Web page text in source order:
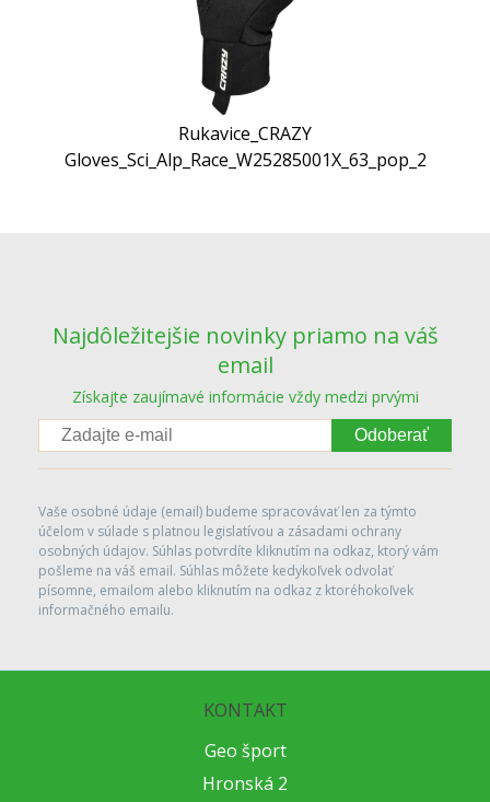
Rukavice_CRAZY
Gloves_Sci_Alp_Race_W25285001X_63_pop_2
Najdôležitejšie novinky priamo na váš
email
Získajte zaujímavé informácie vždy medzi prvými
Odoberať
Vaše osobné údaje (email) budeme spracovávať len za týmto
účelom v súlade s platnou legislatívou a zásadami ochrany
osobných údajov. Súhlas potvrdíte kliknutím na odkaz, ktorý vám
pošleme na váš email. Súhlas môžete kedykoľvek odvolať
písomne, emailom alebo kliknutím na odkaz z ktoréhokoľvek
informačného emailu.
KONTAKT
Geo šport
Hronská 2